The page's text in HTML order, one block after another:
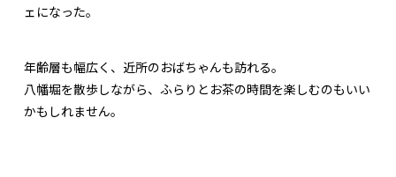
ェになった。
年齢層も幅広く、近所のおばちゃんも訪れる。
八幡堀を散歩しながら、ふらりとお茶の時間を楽しむのもいい
かもしれません。